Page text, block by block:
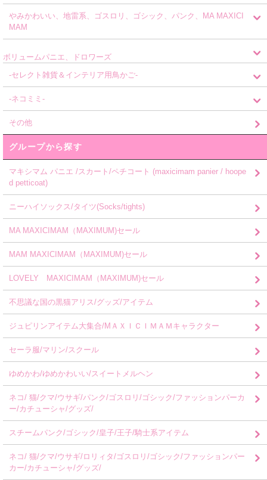
やみかわいい、地雷系、ゴスロリ、ゴシック、パンク、MA MAXICI
MAM
ボリュームパニエ、ドロワーズ
-セレクト雑貨＆インテリア用鳥かご-
-ネコミミ-
その他
グループから探す
マキシマム パニエ /スカート/ペチコート (maxicimam panier / hoope
d petticoat)
ニーハイソックス/タイツ(Socks/tights)
MA MAXICIMAM（MAXIMUM)セール
MAM MAXICIMAM（MAXIMUM)セール
LOVELY MAXICIMAM（MAXIMUM)セール
不思議な国の黒猫アリス/グッズ/アイテム
ジュピリンアイテム大集合/MＡＸＩＣＩＭＡＭキャラクター
セーラ服/マリン/スクール
ゆめかわ/ゆめかわいい/スイートメルヘン
ネコ/ 猫/クマ/ウサギ/パンク/ゴスロリ/ゴシック/ファッションパーカ
ー/カチューシャ/グッズ/
スチームパンク/ゴシック/皇子/王子/騎士系アイテム
ネコ/ 猫/クマ/ウサギ/ロリィタ/ゴスロリ/ゴシック/ファッションパー
カー/カチューシャ/グッズ/